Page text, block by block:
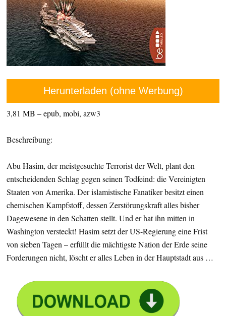
Herunterladen (ohne Werbung)
3,81 MB – epub, mobi, azw3
Beschreibung:
Abu Hasim, der meistgesuchte Terrorist der Welt, plant den
entscheidenden Schlag gegen seinen Todfeind: die Vereinigten
Staaten von Amerika. Der islamistische Fanatiker besitzt einen
chemischen Kampfstoff, dessen Zerstörungskraft alles bisher
Dagewesene in den Schatten stellt. Und er hat ihn mitten in
Washington versteckt! Hasim setzt der US-Regierung eine Frist
von sieben Tagen – erfüllt die mächtigste Nation der Erde seine
Forderungen nicht, löscht er alles Leben in der Hauptstadt aus …